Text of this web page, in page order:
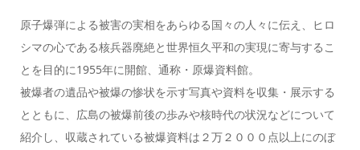
原子爆弾による被害の実相をあらゆる国々の人々に伝え、ヒロ
シマの心である核兵器廃絶と世界恒久平和の実現に寄与するこ
とを目的に1955年に開館、通称・原爆資料館。
被爆者の遺品や被爆の惨状を示す写真や資料を収集・展示する
とともに、広島の被爆前後の歩みや核時代の状況などについて
紹介し、収蔵されている被爆資料は２万２０００点以上にのぼ